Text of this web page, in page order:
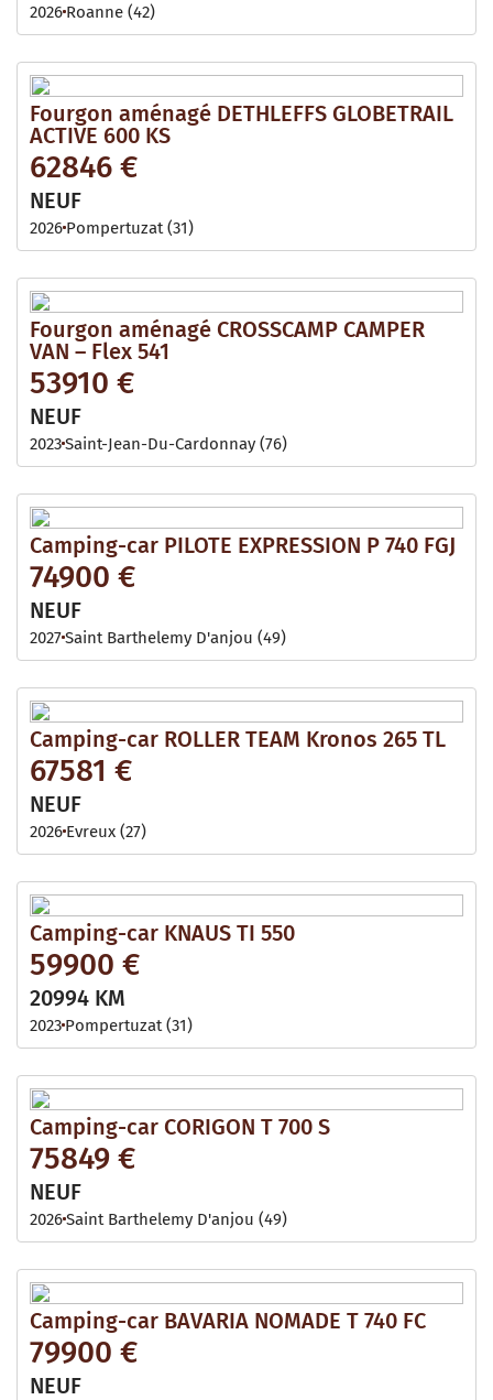
2026 Roanne (42)
Fourgon aménagé DETHLEFFS GLOBETRAIL
ACTIVE 600 KS
62846 €
NEUF
2026 Pompertuzat (31)
Fourgon aménagé CROSSCAMP CAMPER
VAN – Flex 541
53910 €
NEUF
2023Saint-Jean-Du-Cardonnay (76)
Camping-car PILOTE EXPRESSION P 740 FGJ
74900 €
NEUF
2027Saint Barthelemy D'anjou (49)
Camping-car ROLLER TEAM Kronos 265 TL
67581 €
NEUF
2026 Evreux (27)
Camping-car KNAUS TI 550
59900 €
20994 KM
2023 Pompertuzat (31)
Camping-car CORIGON T 700 S
75849 €
NEUF
2026Saint Barthelemy D'anjou (49)
Camping-car BAVARIA NOMADE T 740 FC
79900 €
NEUF